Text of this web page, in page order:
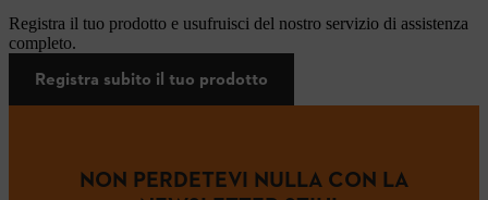
Registra il tuo prodotto e usufruisci del nostro servizio di assistenza
completo.
Registra subito il tuo prodotto
NON PERDETEVI NULLA CON LA